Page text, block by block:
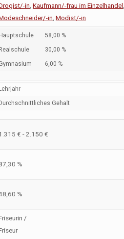
in Kaufmann/-frau im Einzelhandel
in Modist/-in
Hauptschule 58,00 %
Realschule 30,00 %
6,00 %
Lehrjahr
Durchschnittliches Gehalt
€ - 2.150 €
%
%
/